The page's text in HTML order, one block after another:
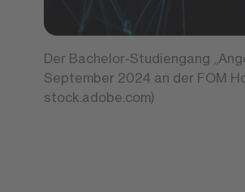
Der Bachelor-Studiengang
September 2024 an der FOM
stock.adobe.com)